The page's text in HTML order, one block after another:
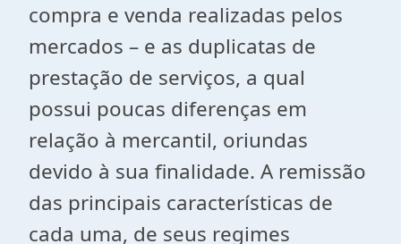
compra e venda realizadas pelos
mercados – e as duplicatas de
prestação de serviços, a qual
possui poucas diferenças em
relação à mercantil, oriundas
devido à sua finalidade. A remissão
das principais características de
cada uma, de seus regimes